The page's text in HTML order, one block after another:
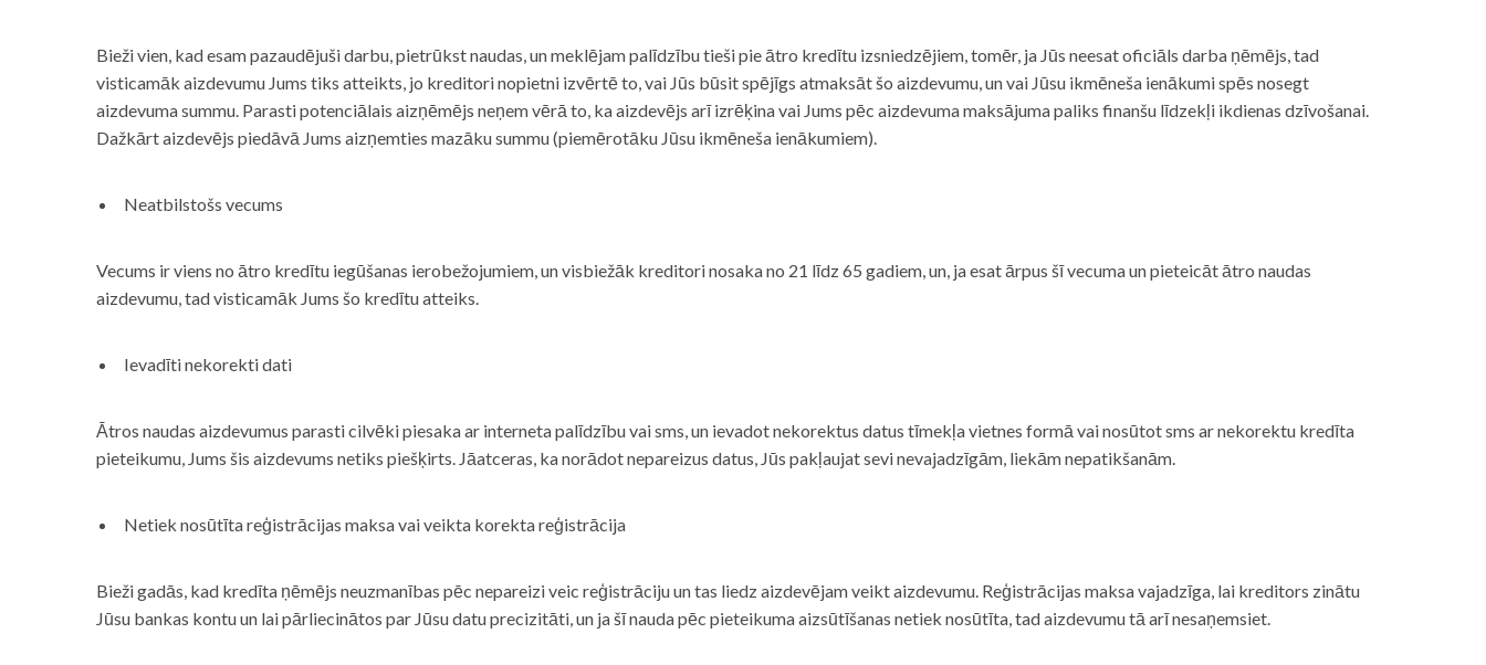
Bieži vien, kad esam pazaudējuši darbu, pietrūkst naudas, un meklējam palīdzību tieši pie ātro kredītu izsniedzējiem, tomēr, ja Jūs neesat oficiāls darba ņēmējs, tad
visticamāk aizdevumu Jums tiks atteikts, jo kreditori nopietni izvērtē to, vai Jūs būsit spējīgs atmaksāt šo aizdevumu, un vai Jūsu ikmēneša ienākumi spēs nosegt
aizdevuma summu. Parasti potenciālais aizņēmējs neņem vērā to, ka aizdevējs arī izrēķina vai Jums pēc aizdevuma maksājuma paliks finanšu līdzekļi ikdienas dzīvošanai.
Dažkārt aizdevējs piedāvā Jums aizņemties mazāku summu (piemērotāku Jūsu ikmēneša ienākumiem).
Neatbilstošs vecums
Vecums ir viens no ātro kredītu iegūšanas ierobežojumiem, un visbiežāk kreditori nosaka no 21 līdz 65 gadiem, un, ja esat ārpus šī vecuma un pieteicāt ātro naudas
aizdevumu, tad visticamāk Jums šo kredītu atteiks.
Ievadīti nekorekti dati
Ātros naudas aizdevumus parasti cilvēki piesaka ar interneta palīdzību vai sms, un ievadot nekorektus datus tīmekļa vietnes formā vai nosūtot sms ar nekorektu kredīta
pieteikumu, Jums šis aizdevums netiks piešķirts. Jāatceras, ka norādot nepareizus datus, Jūs pakļaujat sevi nevajadzīgām, liekām nepatikšanām.
Netiek nosūtīta reģistrācijas maksa vai veikta korekta reģistrācija
Bieži gadās, kad kredīta ņēmējs neuzmanības pēc nepareizi veic reģistrāciju un tas liedz aizdevējam veikt aizdevumu. Reģistrācijas maksa vajadzīga, lai kreditors zinātu
Jūsu bankas kontu un lai pārliecinātos par Jūsu datu precizitāti, un ja šī nauda pēc pieteikuma aizsūtīšanas netiek nosūtīta, tad aizdevumu tā arī nesaņemsiet.